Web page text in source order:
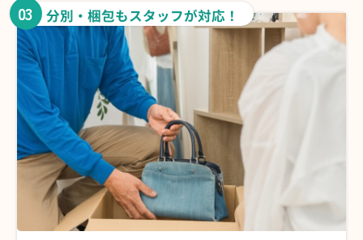
03 分別・梱包もスタッフが対応！